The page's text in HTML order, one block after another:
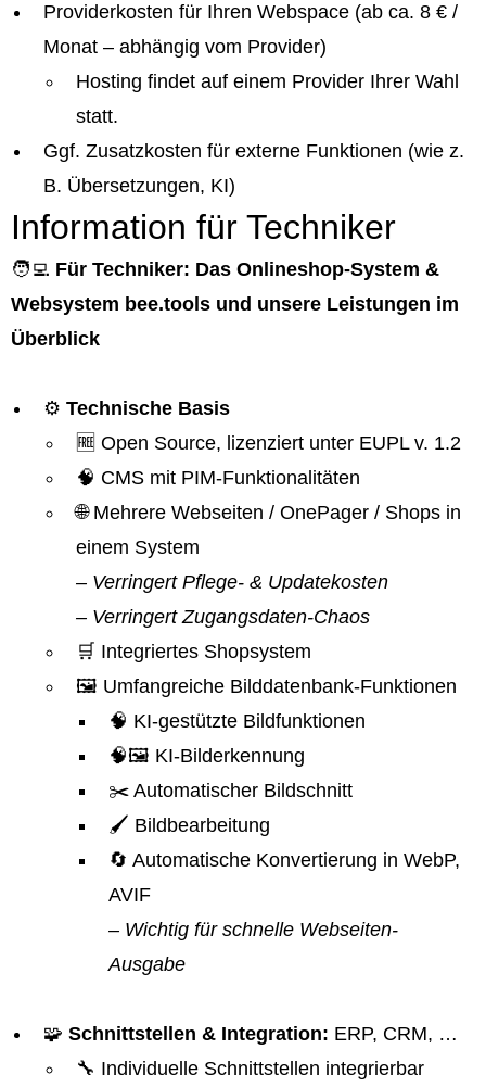
Providerkosten für Ihren Webspace (ab ca. 8 € /
Monat – abhängig vom Provider)
Hosting findet auf einem Provider Ihrer Wahl
statt.
Ggf. Zusatzkosten für externe Funktionen (wie z.
B. Übersetzungen, KI)
Information für Techniker
🧑‍💻 Für Techniker: Das Onlineshop-System &
Websystem bee.tools und unsere Leistungen im
Überblick
⚙️ Technische Basis
🆓 Open Source, lizenziert unter EUPL v. 1.2
🧠 CMS mit PIM-Funktionalitäten
🌐 Mehrere Webseiten / OnePager / Shops in
einem System
– Verringert Pflege- & Updatekosten
– Verringert Zugangsdaten-Chaos
🛒 Integriertes Shopsystem
🖼️ Umfangreiche Bilddatenbank-Funktionen
🧠 KI-gestützte Bildfunktionen
🧠🖼️ KI-Bilderkennung
✂️ Automatischer Bildschnitt
🖌️ Bildbearbeitung
🔄 Automatische Konvertierung in WebP,
AVIF
– Wichtig für schnelle Webseiten-
Ausgabe
🧩 Schnittstellen & Integration: ERP, CRM, …
🔧 Individuelle Schnittstellen integrierbar